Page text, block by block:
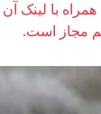
همراه با لینک آن
مجاز است.